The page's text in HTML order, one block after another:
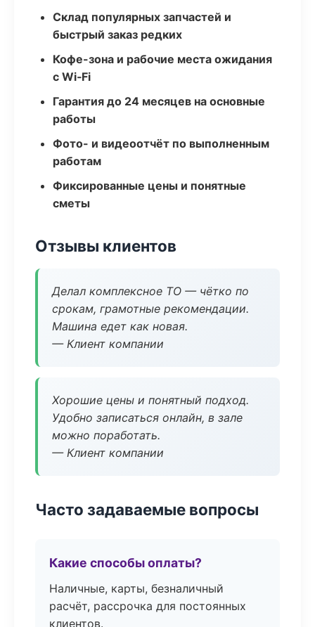
Склад популярных запчастей и
быстрый заказ редких
Кофе-зона и рабочие места ожидания
с Wi‑Fi
Гарантия до 24 месяцев на основные
работы
Фото- и видеоотчёт по выполненным
работам
Фиксированные цены и понятные
сметы
Отзывы клиентов
Делал комплексное ТО — чётко по
срокам, грамотные рекомендации.
Машина едет как новая.
— Клиент компании
Хорошие цены и понятный подход.
Удобно записаться онлайн, в зале
можно поработать.
— Клиент компании
Часто задаваемые вопросы
Какие способы оплаты?
Наличные, карты, безналичный
расчёт, рассрочка для постоянных
клиентов.